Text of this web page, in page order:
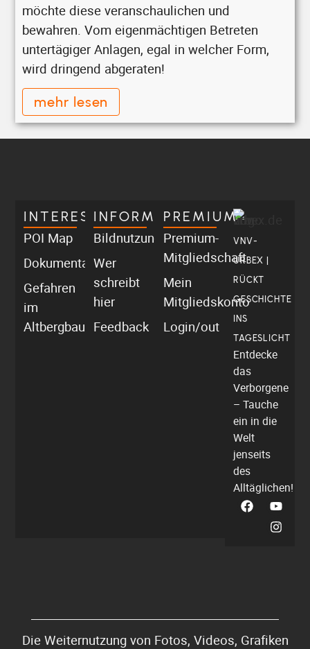
möchte diese veranschaulichen und
bewahren. Vom eigenmächtigen Betreten
untertägiger Anlagen, egal in welcher Form,
wird dringend abgeraten!
mehr lesen
VNV-
URBEX |
RÜCKT
GESCHICHTE
INS
TAGESLICHT
Entdecke
das
Verborgene
– Tauche
ein in die
Welt
jenseits
des
Alltäglichen!
INTERESSANT
POI Map
Dokumentationen
Gefahren
im
Altbergbau
INFORMATIV
Bildnutzung
Wer
schreibt
hier
Feedback
PREMIUM
Premium-
Mitgliedschaft
Mein
Mitgliedskonto
Login/out
Die Weiternutzung von Fotos, Videos, Grafiken